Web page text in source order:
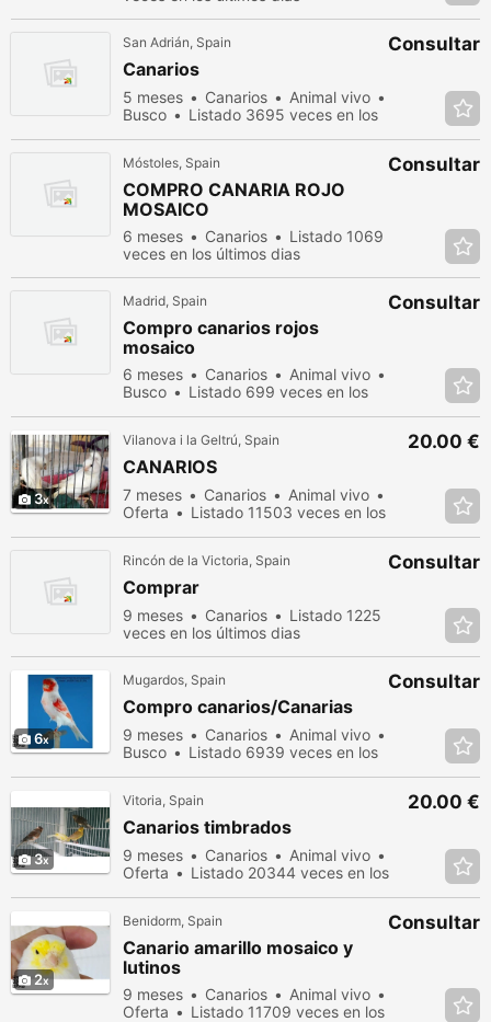
San Adrián, Spain
Canarios
5 meses Canarios
Animal vivo
Busco
Listado 3695 veces en los
Consultar
Móstoles, Spain
COMPRO CANARIA ROJO
MOSAICO
6 meses Canarios
Listado 1069
veces en los últimos dias
Consultar
Madrid, Spain
Compro canarios rojos
mosaico
6 meses Canarios
Animal vivo
Busco
Listado 699 veces en los
Consultar
3
Vilanova i la Geltrú, Spain
CANARIOS
7 meses Canarios
Animal vivo
Oferta
Listado 11503 veces en los
20.00 €
Rincón de la Victoria, Spain
Comprar
9 meses Canarios
Listado 1225
veces en los últimos dias
Consultar
6
Mugardos, Spain
Compro canarios/Canarias
9 meses Canarios
Animal vivo
Busco
Listado 6939 veces en los
Consultar
3
Vitoria, Spain
Canarios timbrados
9 meses Canarios
Animal vivo
Oferta
Listado 20344 veces en los
20.00 €
2
Benidorm, Spain
Canario amarillo mosaico y
lutinos
9 meses Canarios
Animal vivo
Oferta
Listado 11709 veces en los
Consultar